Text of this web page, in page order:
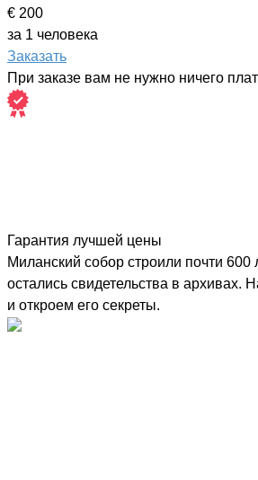
€ 200
за 1 человека
Заказать
При заказе вам не нужно ничего
Гарантия лучшей цены
Миланский собор строили почти
остались свидетельства в
и откроем его секреты.